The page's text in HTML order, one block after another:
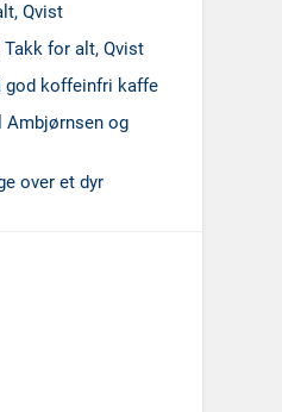
Qvist
Takk for alt, Qvist
god koffeinfri kaffe
Ambjørnsen og
over et dyr